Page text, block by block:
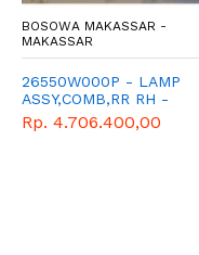
BOSOWA MAKASSAR -
MAKASSAR
26550W000P - LAMP
ASSY,COMB,RR RH -
LAMPU STOP -
MITSUBISHI - GENUINE -
Rp. 4.706.400,00